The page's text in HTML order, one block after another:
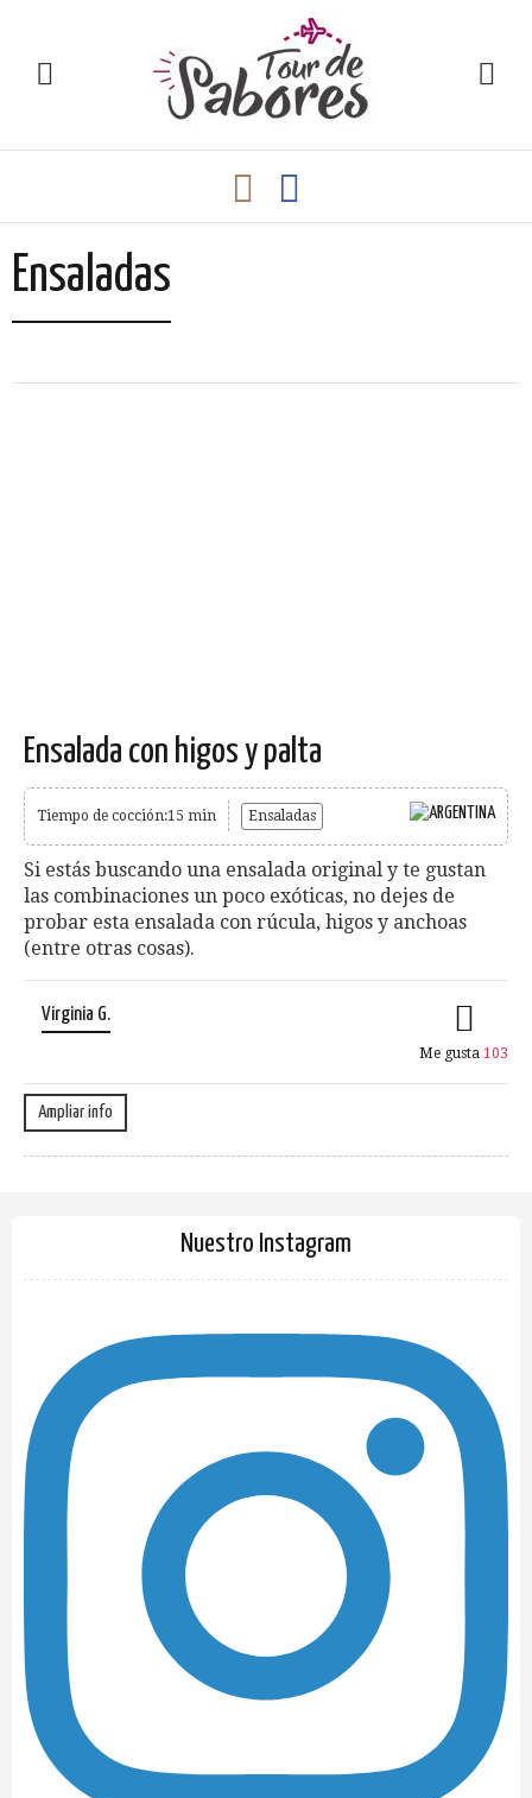
Ensaladas
Ensalada con higos y palta
Tiempo de cocción:15 min Ensaladas
Si estás buscando una ensalada original y te gustan
las combinaciones un poco exóticas, no dejes de
probar esta ensalada con rúcula, higos y anchoas
(entre otras cosas).
Virginia G.
Me gusta 103
Ampliar info
Nuestro Instagram